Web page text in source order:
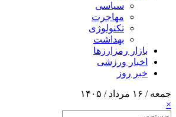
سیاسی
مهاجرت
تکنولوژی
بهداشت
بازار رمزارزها
اخبار ورزشی
خبر روز
جمعه / ۱۶ مرداد / ۱۴۰۵
×